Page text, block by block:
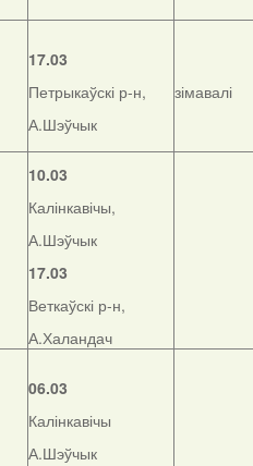
17.03
Петрыкаўскі р-н,
А.Шэўчык
зімавалі
10.03
Калінкавічы,
А.Шэўчык
17.03
Веткаўскі р-н,
А.Халандач
06.03
Калінкавічы
А.Шэўчык